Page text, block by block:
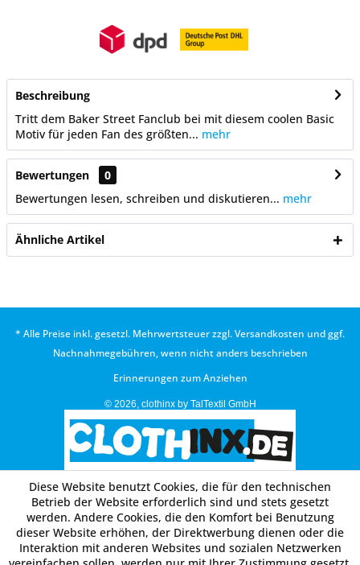
Beschreibung
Tritt dem Baker Street Fanclub bei mit diesem coolen Basic
Motiv für jeden Fan des größten... mehr
Bewertungen
0
Bewertungen lesen, schreiben und diskutieren... mehr
Ähnliche Artikel
* Alle Preise inkl. gesetzl. Mehrwertsteuer zzgl.Versandkosten und ggf.
Nachnahmegebühren, wenn nicht anders beschrieben
Erinnerungen zum Anziehen
© 2026, clothinx by TalTextil GmbH
Diese Website benutzt Cookies, die für den technischen
Betrieb der Website erforderlich sind und stets gesetzt
werden. Andere Cookies, die den Komfort bei Benutzung
dieser Website erhöhen, der Direktwerbung dienen oder die
Interaktion mit anderen Websites und sozialen Netzwerken